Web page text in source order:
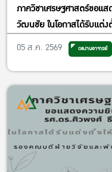
ภาควิชาเศรษฐศาสตร์ขอ
วัฒนชัย ในโอกาสได้รับแต่
เศรษฐศาสตร์ประยุกต์ ฝ่า
05 ส.ค. 2569 ผลงานอาจารย์